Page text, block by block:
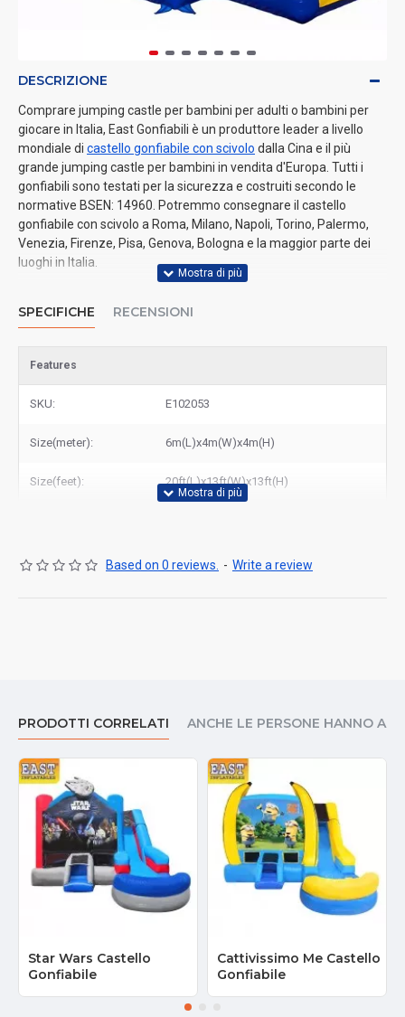
DESCRIZIONE
Comprare jumping castle per bambini per adulti o bambini per
giocare in Italia, East Gonfiabili è un produttore leader a livello
mondiale di castello gonfiabile con scivolo dalla Cina e il più
grande jumping castle per bambini in vendita d'Europa. Tutti i
gonfiabili sono testati per la sicurezza e costruiti secondo le
normative BSEN: 14960. Potremmo consegnare il castello
gonfiabile con scivolo a Roma, Milano, Napoli, Torino, Palermo,
Venezia, Firenze, Pisa, Genova, Bologna e la maggior parte dei
luoghi in Italia.
SPECIFICHE RECENSIONI
Features
SKU: E102053
Size(meter): 6m(L)x4m(W)x4m(H)
Size(feet): 20ft(L)x13ft(W)x13ft(H)
Based on 0 reviews. - Write a review
PRODOTTI CORRELATI ANCHE LE PERSONE HANNO
Star Wars Castello
Gonfiabile
Cattivissimo Me Castello
Gonfiabile